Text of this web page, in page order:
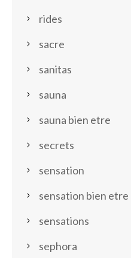
rides
sacre
sanitas
sauna
sauna bien etre
secrets
sensation
sensation bien etre
sensations
sephora